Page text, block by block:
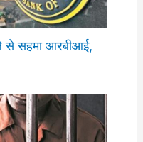
से सहमा आरबीआई,